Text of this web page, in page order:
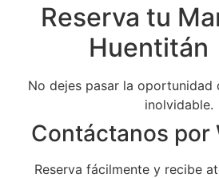
Reserva tu
Huentitán
No dejes pasar la oportunidad
inolvidable.
Contáctanos por
Reserva fácilmente y recibe